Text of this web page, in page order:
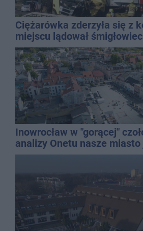
Ciężarówka zderzyła się z
miejscu lądował
Inowrocław w "gorącej"
analizy Onetu nasze
najbardziej narażonych na